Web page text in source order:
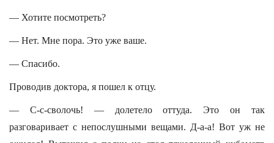
— Хотите посмотреть?
— Нет. Мне пора. Это уже ваше.
— Спасибо.
Проводив доктора, я пошел к отцу.
— С-с-сволочь! — долетело оттуда. Это он так
разговаривает с непослушными вещами. Д-а-а! Вот уж не